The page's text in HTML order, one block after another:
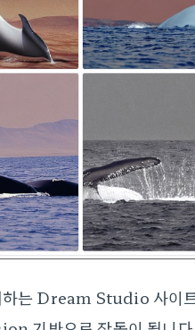
하는 Dream Studio 사이